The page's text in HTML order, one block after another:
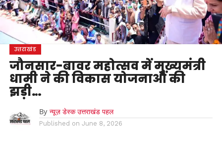
उत्तराखंड
जौनसार-बावर महोत्सव में मुख्यमंत्री
धामी ने की विकास योजनाओं की
झड़ी…
By न्यूज़ डेस्क उत्तराखंड पहल
Published on June 8, 2026